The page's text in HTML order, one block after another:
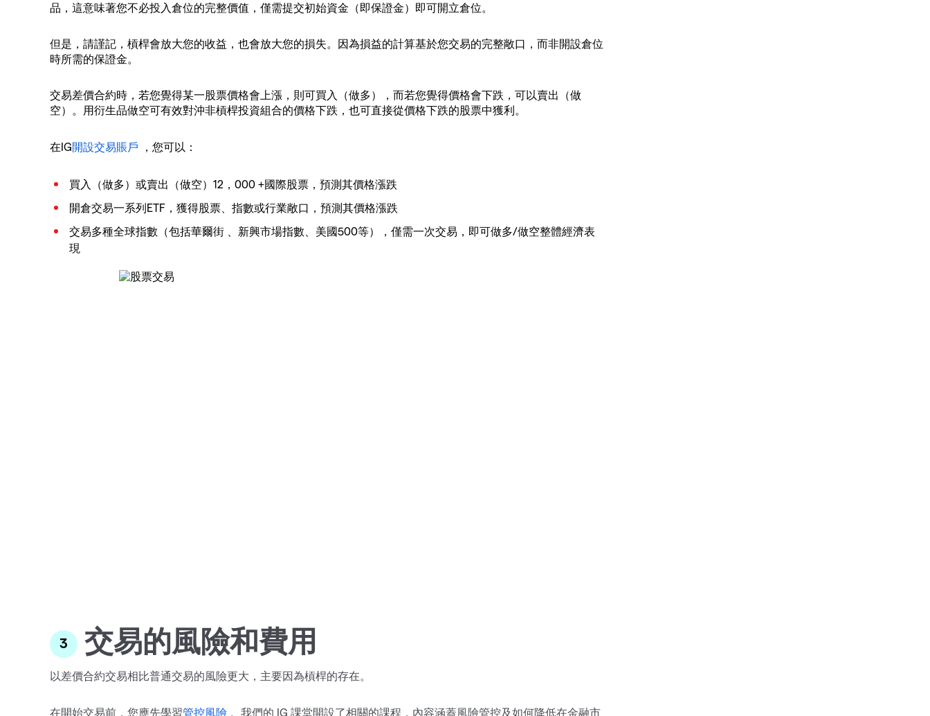
品，這意味著您不必投入倉位的完整價值，僅需提交初始資金（即保證金）即可開立倉位。
但是，請謹記，槓桿會放大您的收益，也會放大您的損失。因為損益的計算基於您交易的完整敞口，而非開設倉位
時所需的保證金。
交易差價合約時，若您覺得某一股票價格會上漲，則可買入（做多），而若您覺得價格會下跌，可以賣出（做
空）。用衍生品做空可有效對沖非槓桿投資組合的價格下跌，也可直接從價格下跌的股票中獲利。
在IG開設交易賬戶 ，您可以：
買入（做多）或賣出（做空）12，000 +國際股票，預測其價格漲跌
開倉交易一系列ETF，獲得股票、指數或行業敞口，預測其價格漲跌
交易多種全球指數（包括華爾街 、新興市場指數、美國500等），僅需一次交易，即可做多/做空整體經濟表
現
交易的風險和費用
以差價合約交易相比普通交易的風險更大，主要因為槓桿的存在。
在開始交易前，您應先學習管控風險 。我們的 IG 課堂開設了相關的課程，內容涵蓋風險管控及如何降低在金融市